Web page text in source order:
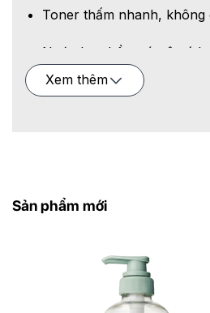
Toner thấm nhanh,
Nước hoa hồng tía tô có
dễ chịu, giúp bạn thư giãn
mỏi.
Tránh ánh nắng trực tiếp,
hoặc ẩm ướt.
Xem thêm
Sản phẩm mới